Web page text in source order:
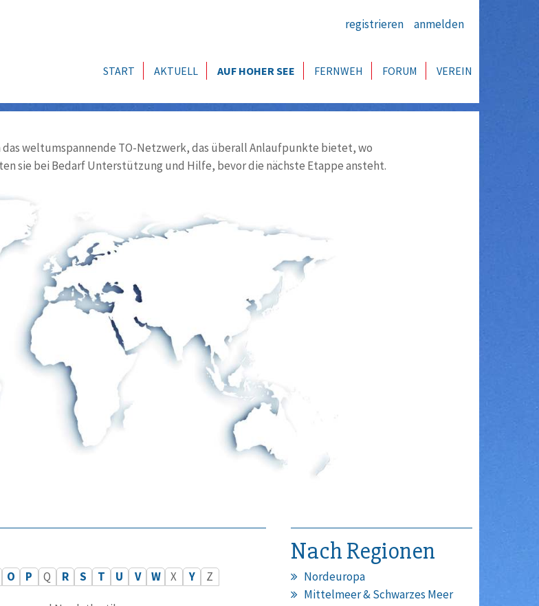
registrieren anmelden
START AKTUELL AUF HOHER SEE FERNWEH FORUM VEREIN
weltumspannende TO-Netzwerk, das überall Anlaufpunkte bietet, wo
sie bei Bedarf Unterstützung und Hilfe, bevor die nächste Etappe ansteht.
O P Q R S T U V W X Y Z
Nach Regionen
Nordeuropa
Mittelmeer & Schwarzes Meer